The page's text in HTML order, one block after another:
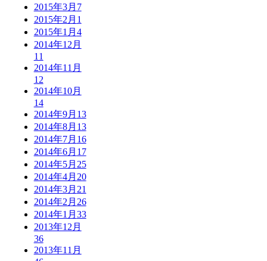
2015年3月 7
2015年2月 1
2015年1月 4
2014年12月
11
2014年11月
12
2014年10月
14
2014年9月 13
2014年8月 13
2014年7月 16
2014年6月 17
2014年5月 25
2014年4月 20
2014年3月 21
2014年2月 26
2014年1月 33
2013年12月
36
2013年11月